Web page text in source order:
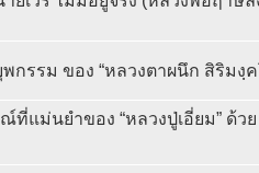
กรรม ของ “หลวงตาผนึก สิริมงฺค
ที่แม่นยำของ “หลวงปู่เอี่ยม” ด้ว